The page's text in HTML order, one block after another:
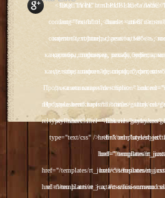
<!DOCTYPE html PUBLIC "-//W3C//DTD XHTML 1.0 Transitional//EN" "http://www.w3.org/TR/xhtml1/DTD/xhtml1-transitional.dtd"> <html xmlns="http://www.w3.org/1999/xhtml" xml:lang="ru-ru" lang="ru-ru" > <head> <meta name="google-site-verification" content="4vFPaFr8_T0N5uYcY4vh3M1DtIkbIJH6yDV7_NDqfJc" /> <base href="http://antik.1kzn.ru/" /> <meta http-equiv="content-type" content="text/html; charset=utf-8" /> <meta name="keywords" content="каталог антиквариат, часы продажа, старинные часы, напольные часы, настенные часы, каминные часы, мебель, старинные люстры, картины, торшеры, резьба, мебель, коллекционирование, чугунное литьё, предметы старины, реставрация, интерьер, модерн, классицизм, кресло, диван, мозаика, гарнитур, дуб, зеркало, светильник, канделябр, шифоньер, шкаф, буфет, комод, сундук, букинист, жирандоль, бронза" /> <meta name="rights" content="Продажа антиквариата http://antik.1kzn.ru" /> <meta name="author" content="Super User" /> <meta name="description" content="Продажа антиквариата, каталог антиквариата." /> <meta name="generator" content="Joomla! - Open Source Content Management" /> <title>Каталог антиквариата - Продажа антиквариата </title> <link rel="stylesheet" href="/plugins/system/rokbox/assets/styles/rokbox.css" type="text/css" /> <link rel="stylesheet" href="/libraries/gantry/css/grid-12.css" type="text/css" /> <link rel="stylesheet" href="/libraries/